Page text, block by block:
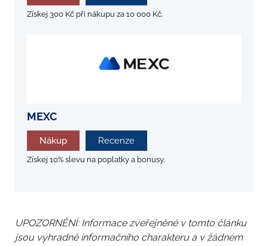
Získej 300 Kč při nákupu za 10 000 Kč.
MEXC
Nákup Recenze
Získej 10% slevu na poplatky a bonusy.
UPOZORNĚNÍ: Informace zveřejněné v tomto článku
jsou výhradně informačního charakteru a v žádném